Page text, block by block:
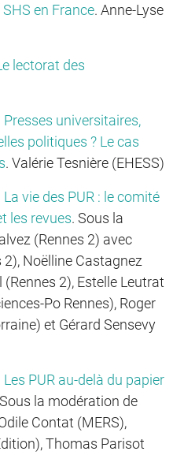
en France. Anne-Lyse
lectorat des
Presses universitaires,
politiques ? Le cas
. Valérie Tesnière (EHESS)
La vie des PUR : le comité
les revues. Sous la
(Rennes 2) avec
Noëlline Castagnez
2), Estelle Leutrat
Po Rennes), Roger
et Gérard Sensevy
Les PUR au-delà du papier
Sous la modération de
Contat (MERS),
Thomas Parisot